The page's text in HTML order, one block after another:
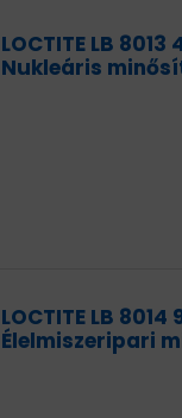
LOCTITE LB 8013
Nukleáris
LOCTITE LB 8014
Élelmiszeripari